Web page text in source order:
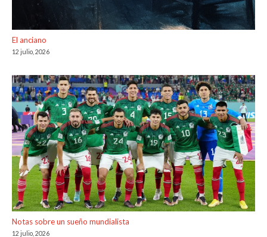
El anciano
12 julio, 2026
Notas sobre un sueño mundialista
12 julio, 2026